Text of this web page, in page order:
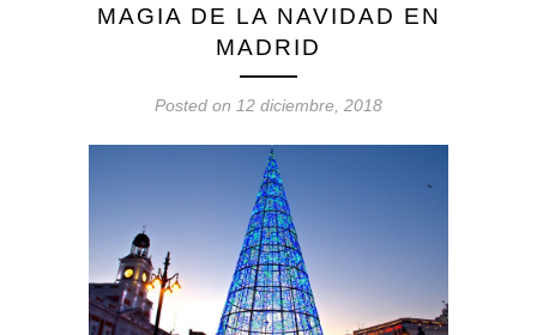
MAGIA DE LA NAVIDAD EN
MADRID
Posted on 12 diciembre, 2018